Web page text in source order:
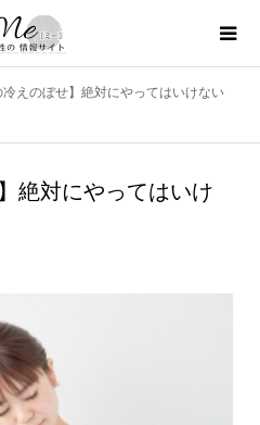
冷えのぼせ】絶対にやってはいけない
絶対にやってはいけ